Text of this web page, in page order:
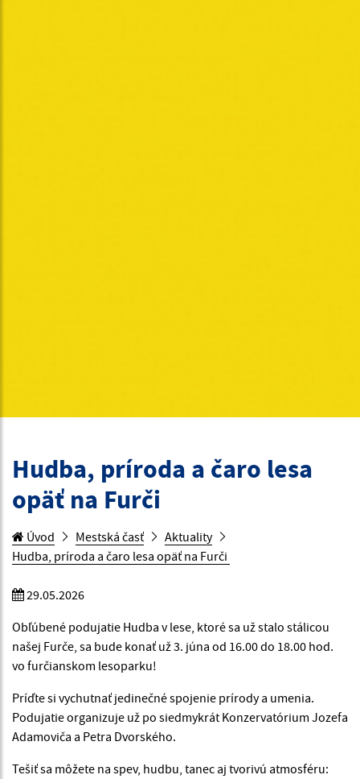
Hudba, príroda a čaro lesa
opäť na Furči
Úvod Mestská časť
Aktuality
Hudba, príroda a čaro lesa opäť na Furči
29.05.2026
Obľúbené podujatie Hudba v lese, ktoré sa už stalo stálicou
našej Furče, sa bude konať už 3. júna od 16.00 do 18.00 hod.
vo furčianskom lesoparku!
Príďte si vychutnať jedinečné spojenie prírody a umenia.
Podujatie organizuje už po siedmykrát Konzervatórium Jozefa
Adamoviča a Petra Dvorského.
Tešiť sa môžete na spev, hudbu, tanec aj tvorivú atmosféru: